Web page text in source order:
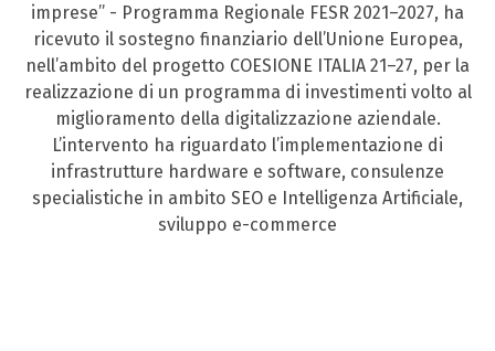
imprese” - Programma Regionale FESR 2021–2027, ha
ricevuto il sostegno finanziario dell’Unione Europea,
nell’ambito del progetto COESIONE ITALIA 21–27, per la
realizzazione di un programma di investimenti volto al
miglioramento della digitalizzazione aziendale.
L’intervento ha riguardato l’implementazione di
infrastrutture hardware e software, consulenze
specialistiche in ambito SEO e Intelligenza Artificiale,
sviluppo e-commerce